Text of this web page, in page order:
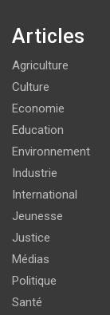
Articles
Agriculture
Culture
Economie
Education
Environnement
Industrie
International
Jeunesse
Justice
Médias
Politique
Santé